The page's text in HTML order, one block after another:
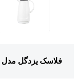
فلاسک یزدگل مدل ۱۰۷A